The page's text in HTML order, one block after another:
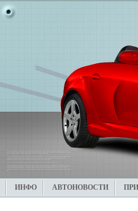
ИНФО АВТОНОВОСТИ